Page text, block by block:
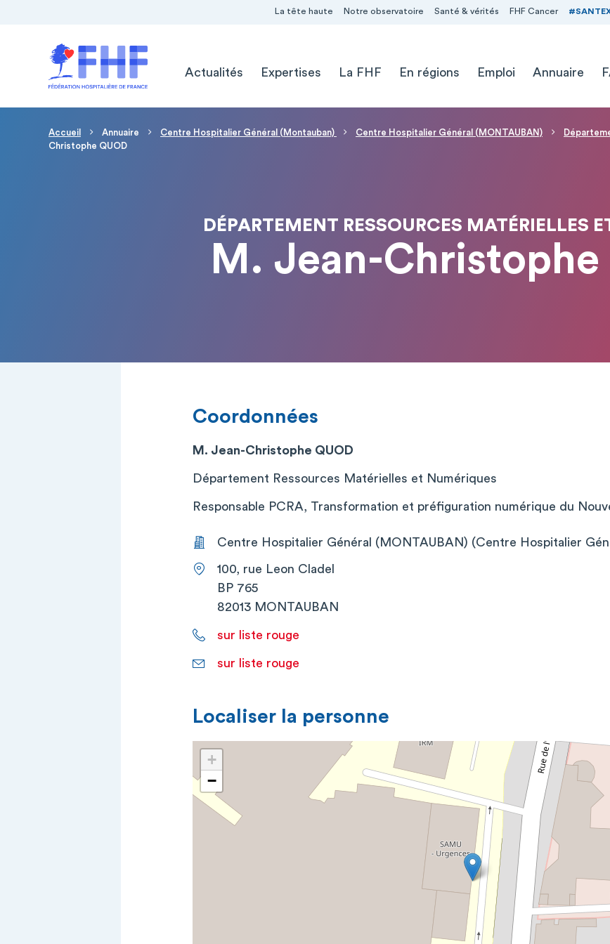
La tête haute Notre observatoire Santé & vérités FHF Cancer
Actualités
Expertises La FHF En régions Emploi Annuaire
Fil d'Ariane
Accueil Annuaire Centre Hospitalier Général (Montauban) Centre Hospitalier Général (MONTAUBAN)
Christophe QUOD
DÉPARTEMENT RESSOURCES MATÉRIELLES
M. Jean-Christophe
Coordonnées
M. Jean-Christophe QUOD
Département Ressources Matérielles et Numériques
Responsable PCRA, Transformation et préfiguration numérique du
Centre Hospitalier Général (MONTAUBAN) (Centre Hospitalier
100, rue Leon Cladel
BP 765
82013 MONTAUBAN
sur liste rouge
sur liste rouge
Localiser la personne
+
−